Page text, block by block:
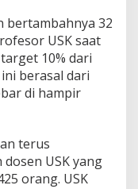
bertambahnya 32
USK saat
10% dari
berasal dari
di hampir
terus
USK yang
orang. USK